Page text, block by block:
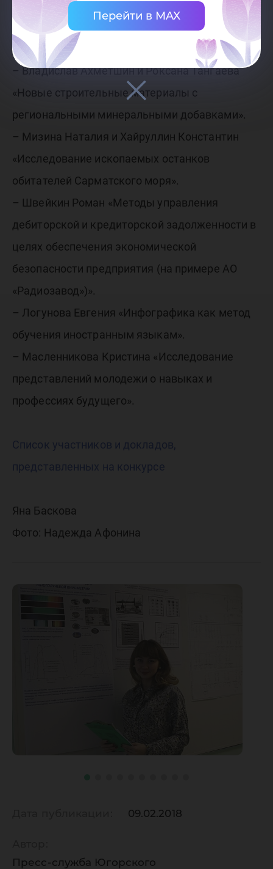
Перейти в MAX
вейвлетов».
– Москвин Александр «Температурный режим
полевого стационара «Мухрино».
– Владислав Ахметшин и Роксана Тангаева
«Новые строительные материалы с
региональными минеральными добавками».
– Мизина Наталия и Хайруллин Константин
«Исследование ископаемых останков
обитателей Сарматского моря».
– Швейкин Роман «Методы управления
дебиторской и кредиторской задолженности в
целях обеспечения экономической
безопасности предприятия (на примере АО
«Радиозавод»)».
– Логунова Евгения «Инфографика как метод
обучения иностранным языкам».
– Масленникова Кристина «Исследование
представлений молодежи о навыках и
профессиях будущего».
Список участников и докладов,
представленных на конкурсе
Яна Баскова
Фото: Надежда Афонина
09.02.2018
Пресс-служба Югорского